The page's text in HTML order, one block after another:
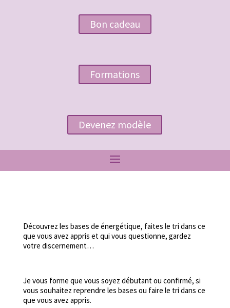
Bon cadeau
Formations
Devenez modèle
Découvrez les bases de énergétique, faites le tri dans ce
que vous avez appris et qui vous questionne, gardez
votre discernement…
Je vous forme que vous soyez débutant ou confirmé, si
vous souhaitez reprendre les bases ou faire le tri dans ce
que vous avez appris.